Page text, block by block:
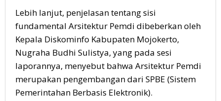
Lebih lanjut, penjelasan tentang sisi
fundamental Arsitektur Pemdi dibeberkan oleh
Kepala Diskominfo Kabupaten Mojokerto,
Nugraha Budhi Sulistya, yang pada sesi
laporannya, menyebut bahwa Arsitektur Pemdi
merupakan pengembangan dari SPBE (Sistem
Pemerintahan Berbasis Elektronik).